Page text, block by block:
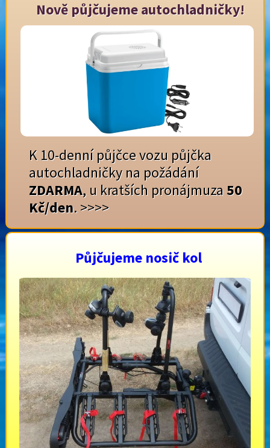
Nově půjčujeme autochladničky!
K 10-denní půjčce vozu půjčka
autochladničky na požádání
ZDARMA, u kratších pronájmuza 50
Kč/den.>>>>
Půjčujeme nosič kol